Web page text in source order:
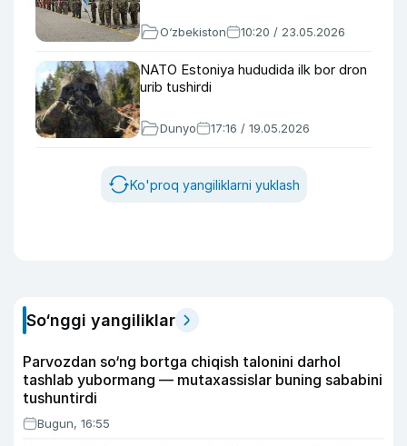
O‘zbekiston 10:20 / 23.05.2026
NATO Estoniya hududida ilk bor dron
urib tushirdi
Dunyo 17:16 / 19.05.2026
Ko'proq yangiliklarni yuklash
So‘nggi yangiliklar
Parvozdan so‘ng bortga chiqish talonini darhol
tashlab yubormang — mutaxassislar buning sababini
tushuntirdi
Bugun, 16:55